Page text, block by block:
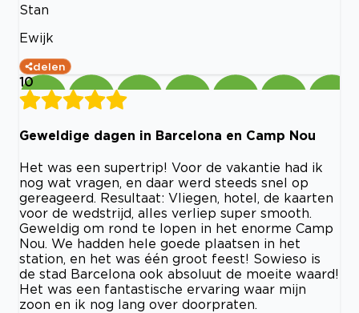
Stan
Ewijk
delen
10
Geweldige dagen in Barcelona en Camp Nou
Het was een supertrip! Voor de vakantie had ik
nog wat vragen, en daar werd steeds snel op
gereageerd. Resultaat: Vliegen, hotel, de kaarten
voor de wedstrijd, alles verliep super smooth.
Geweldig om rond te lopen in het enorme Camp
Nou. We hadden hele goede plaatsen in het
station, en het was één groot feest! Sowieso is
de stad Barcelona ook absoluut de moeite waard!
Het was een fantastische ervaring waar mijn
zoon en ik nog lang over doorpraten.